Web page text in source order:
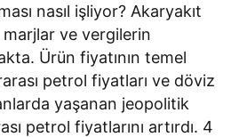
nasıl işliyor? Akaryakıt
marjlar ve vergilerin
Ürün fiyatının temel
petrol fiyatları ve döviz
yaşanan jeopolitik
petrol fiyatlarını artırdı. 4